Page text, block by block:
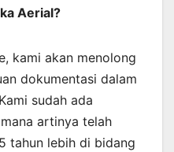
Aerial?
kami akan menolong
dokumentasi dalam
sudah ada
artinya telah
tahun lebih di bidang